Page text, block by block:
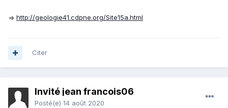
=> http://geologie41.cdpne.org/Site15a.html
Citer
Invité jean francois06
Posté(e) 14 août 2020